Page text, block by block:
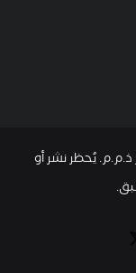
© 2025 هيّا نيوز ذ.م.م. يُحظر نشر أو